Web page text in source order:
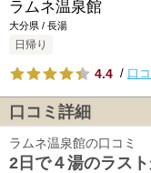
ラムネ温泉館
大分県 / 長湯
日帰り
4.4 / 口
口コミ詳細
ラムネ温泉館の口コミ
2日で４湯のラス